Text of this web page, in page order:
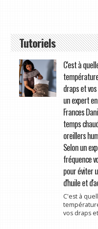
Tutoriels
C'est à
draps et
un expert
Frances
temps
oreillers
Selon un
fréquence
pour éviter
d'huile et
C'est à
vos draps